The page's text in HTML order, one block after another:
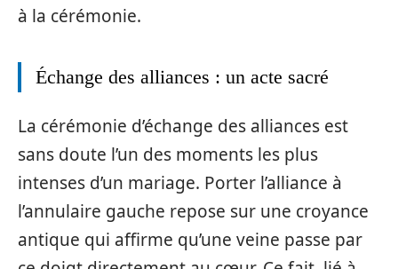
à la cérémonie.
Échange des alliances : un acte sacré
La cérémonie d’échange des alliances est
sans doute l’un des moments les plus
intenses d’un mariage. Porter l’alliance à
l’annulaire gauche repose sur une croyance
antique qui affirme qu’une veine passe par